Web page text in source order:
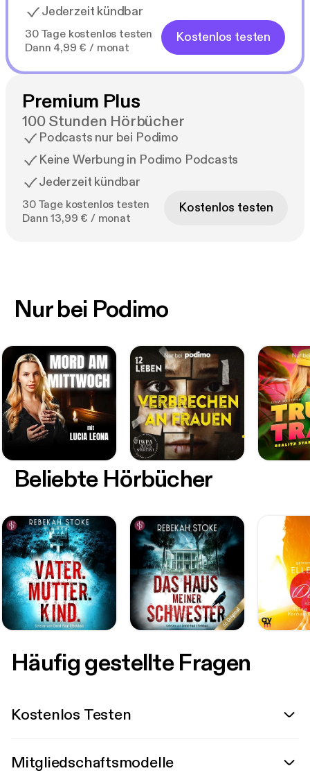
Jederzeit kündbar
30 Tage kostenlos testen
Dann 4,99 € / monat
Kostenlos testen
Premium Plus
100 Stunden Hörbücher
Podcasts nur bei Podimo
Keine Werbung in Podimo Podcasts
Jederzeit kündbar
30 Tage kostenlos testen
Dann 13,99 € / monat
Kostenlos testen
Nur bei Podimo
Beliebte Hörbücher
Häufig gestellte Fragen
Kostenlos Testen
Mitgliedschaftsmodelle